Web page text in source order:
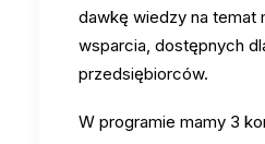
dawkę wiedzy na temat
wsparcia, dostępnych
przedsiębiorców.
W programie mamy 3